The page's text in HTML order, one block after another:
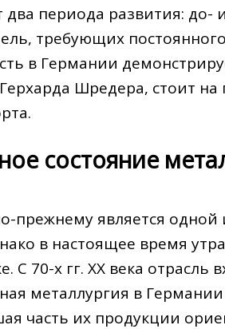
два периода развития:
требующих
в Германии
Шредера, стоит
состояние
прежнему является
в настоящее время
С 70-х гг. XX века отрасль
металлургия в
часть их продукции